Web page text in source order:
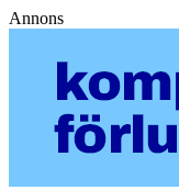
Annons